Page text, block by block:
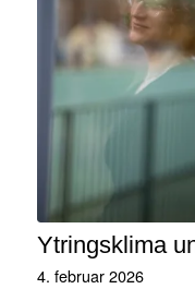
Ytringsklima
4. februar 2026